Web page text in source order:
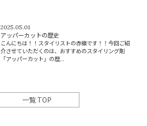
2025.05.01
アッパーカットの歴史
こんにちは！！スタイリストの赤嶺です！！今回ご紹
介させていただくのは、おすすめのスタイリング剤
「アッパーカット」の歴...
一覧 TOP